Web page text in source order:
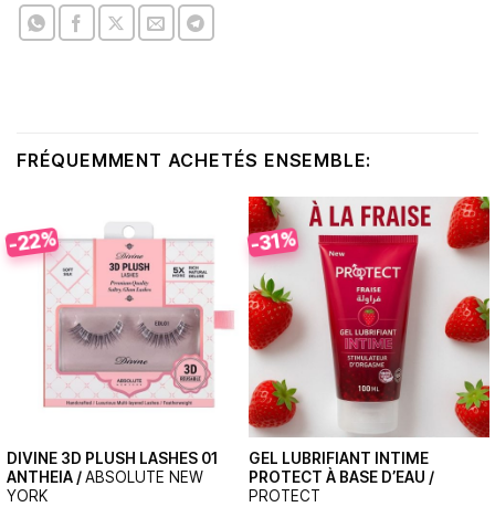
FRÉQUEMMENT ACHETÉS ENSEMBLE:
-22%
DIVINE 3D PLUSH LASHES 01
ANTHEIA /ABSOLUTE NEW
YORK
-31%
GEL LUBRIFIANT INTIME
PROTECT À BASE D’EAU /
PROTECT